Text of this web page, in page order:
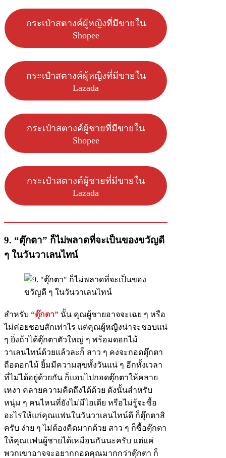
กระเป๋าสตางค์ผู้หญิงที่มีขายใน
Shopee
กระเป๋าสตางค์ผู้หญิงที่มีขายใน
Lazada
กระเป๋าสตางค์ผู้ชายที่มีขายใน
Shopee
กระเป๋าสตางค์ผู้ชายที่มีขายใน
Lazada
9. “ตุ๊กตา” ก็ไม่พลาดที่จะเป็นของขวัญดี
ๆ ในวันวาเลนไทน์
สำหรับ “ตุ๊กตา” นั้น คุณผู้ชายอาจจะเฉย ๆ หรือ
ไม่ค่อยชอบสักเท่าไร แต่คุณผู้หญิงน่าจะชอบแน่
ๆ ยิ่งถ้าได้ตุ๊กตาตัวใหญ่ ๆ พร้อมดอกไม้
วาเลนไทน์ด้วยแล้วละก็ สาว ๆ คงจะกอดตุ๊กตา
ถือดอกไม้ ยิ้มมีความสุขทั้งวันแน่ ๆ อีกทั้งเวลา
ที่ไม่ได้อยู่ด้วยกัน ก็แอบไปกอดตุ๊กตาให้คลาย
เหงา คลายความคิดถึงได้ด้วย ดังนั้นสำหรับ
หนุ่ม ๆ คนไหนที่ยังไม่มีไอเดีย หรือไม่รู้จะซื้อ
อะไรให้แก่คุณแฟนในวันวาเลนไทน์ดี ก็ตุ๊กตาสิ
ครับ ง่าย ๆ ไม่ต้องคิดมากด้วย สาว ๆ ก็ซื้อตุ๊กตา
ให้คุณแฟนผู้ชายได้เหมือนกันนะครับ แต่แค่
พวกเขาอาจจะอยากกอดคุณมากกว่าตุ๊กตา ก็